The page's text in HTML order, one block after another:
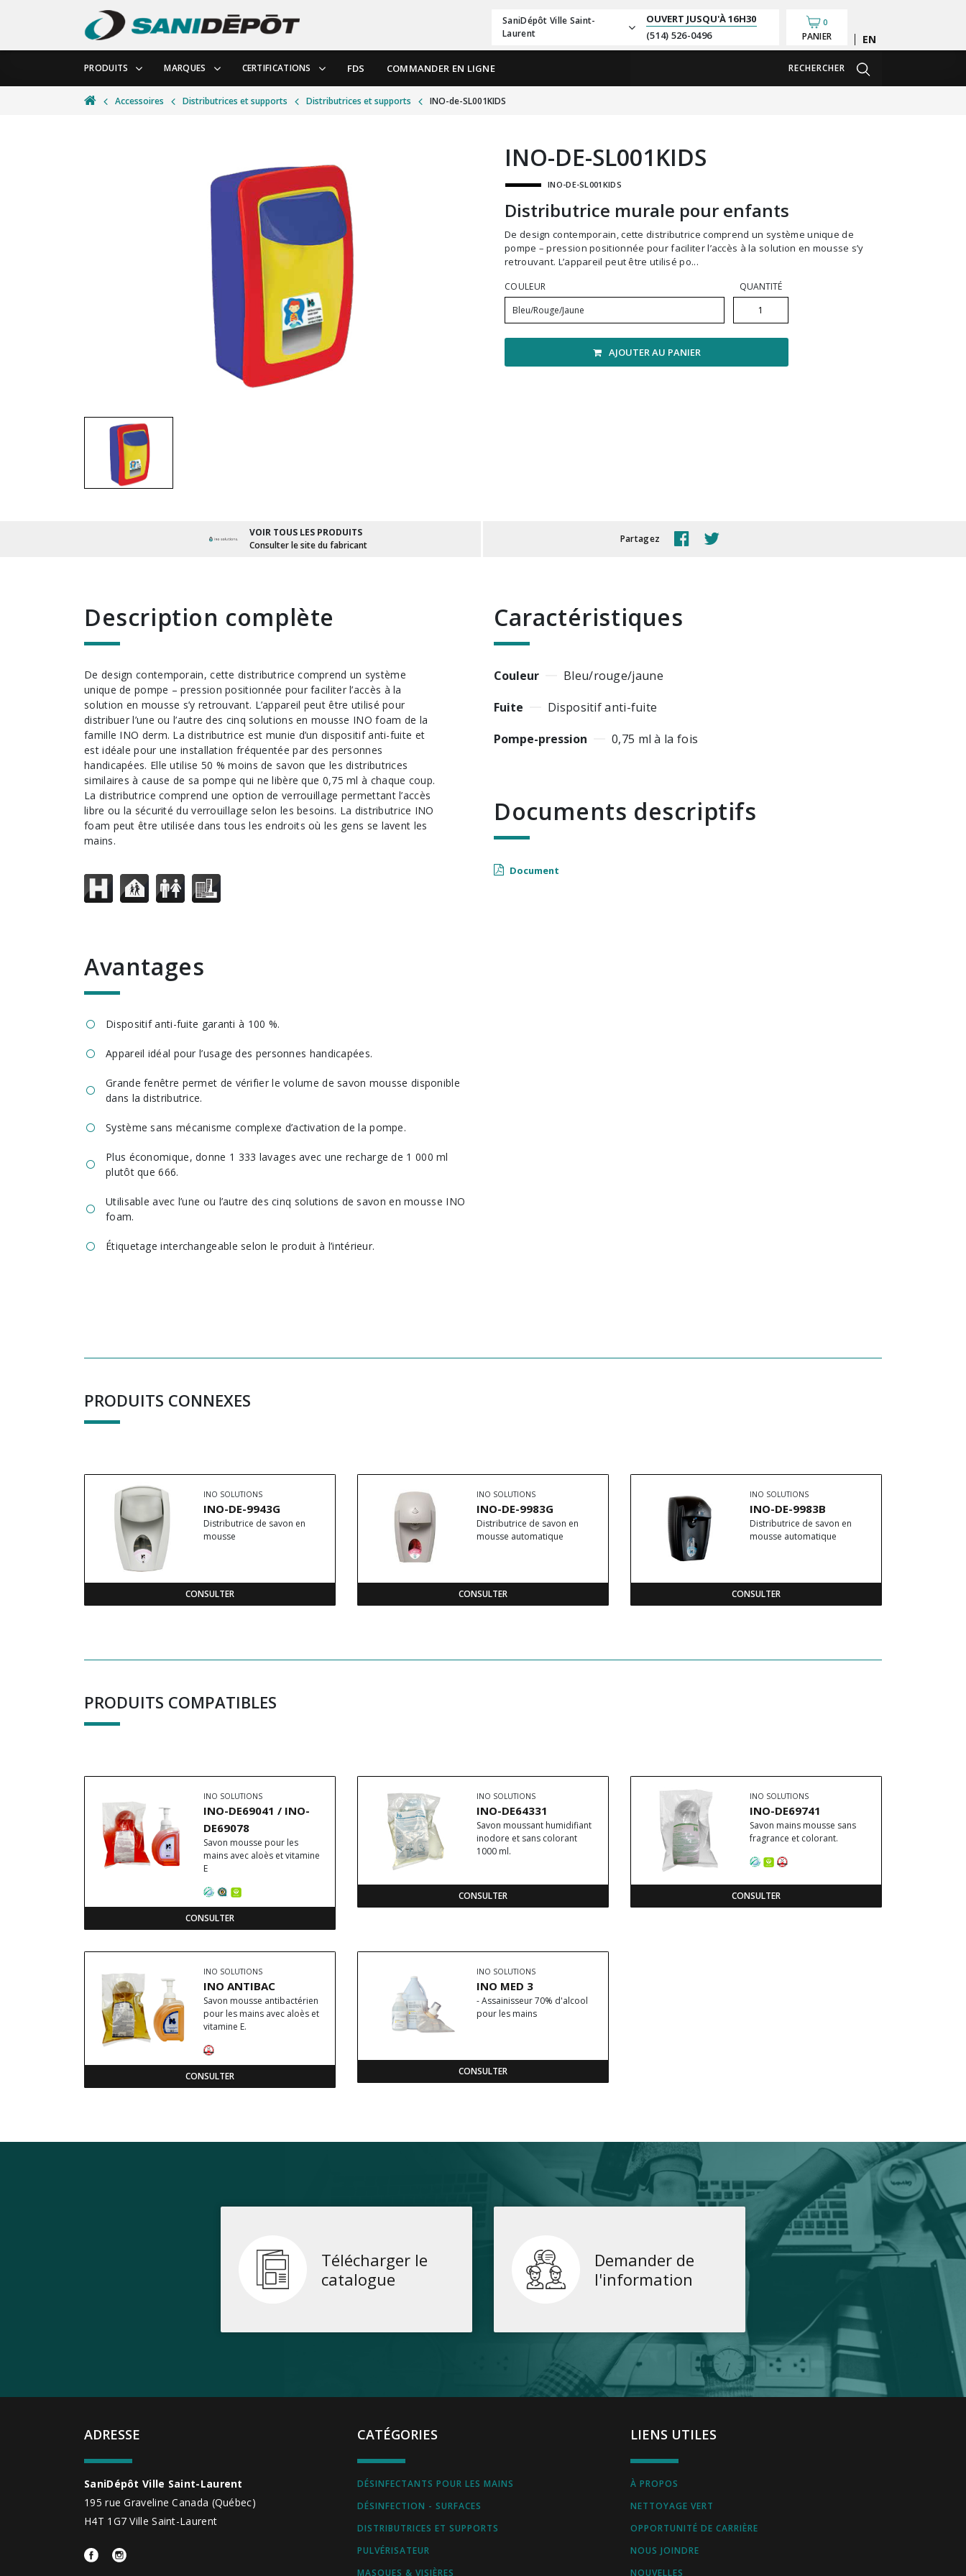
SaniDépôt Ville Saint-
Laurent
OUVERT JUSQU'À16H30
(514) 526-0496
0
PANIER English
PRODUITS MARQUES CERTIFICATIONS FDS COMMANDER EN LIGNE RECHERCHER
Accessoires Distributrices et supports Distributrices et supports INO-de-SL001KIDS
INO-DE-SL001KIDS
INO-DE-SL001KIDS
Distributrice murale pour enfants
De design contemporain, cette distributrice comprend un système unique de
pompe – pression positionnée pour faciliter l’accès à la solution en mousse s’y
retrouvant. L’appareil peut être utilisé po...
COULEUR
Bleu/Rouge/Jaune
QUANTITÉ
AJOUTER AU PANIER
VOIR TOUS LES PRODUITS
Consulter le site du fabricant
Partagez
description complète
De design contemporain, cette distributrice comprend un système
unique de pompe – pression positionnée pour faciliter l’accès à la
solution en mousse s’y retrouvant. L’appareil peut être utilisé pour
distribuer l’une ou l’autre des cinq solutions en mousse INO foam de la
famille INO derm. La distributrice est munie d’un dispositif anti-fuite et
est idéale pour une installation fréquentée par des personnes
handicapées. Elle utilise 50 % moins de savon que les distributrices
similaires à cause de sa pompe qui ne libère que 0,75 ml à chaque coup.
La distributrice comprend une option de verrouillage permettant l’accès
libre ou la sécurité du verrouillage selon les besoins. La distributrice INO
foam peut être utilisée dans tous les endroits où les gens se lavent les
mains.
avantages
Dispositif anti-fuite garanti à 100 %.
Appareil idéal pour l’usage des personnes handicapées.
Grande fenêtre permet de vérifier le volume de savon mousse disponible
dans la distributrice.
Système sans mécanisme complexe d’activation de la pompe.
Plus économique, donne 1 333 lavages avec une recharge de 1 000 ml
plutôt que 666.
Utilisable avec l’une ou l’autre des cinq solutions de savon en mousse INO
foam.
Étiquetage interchangeable selon le produit à l’intérieur.
Caractéristiques
Couleur
Bleu/rouge/jaune
Fuite
Dispositif anti-fuite
Pompe-pression
0,75 ml à la fois
Documents descriptifs
Document
PRODUITS CONNEXES
INO SOLUTIONS
INO-DE-9943G
Distributrice de savon en
mousse
CONSULTER
INO SOLUTIONS
INO-DE-9983G
Distributrice de savon en
mousse automatique
CONSULTER
INO SOLUTIONS
INO-DE-9983B
Distributrice de savon en
mousse automatique
CONSULTER
PRODUITS COMPATIBLES
INO SOLUTIONS
INO-DE69041 / INO-
DE69078
Savon mousse pour les
mains avec aloès et vitamine
E
CONSULTER
INO SOLUTIONS
INO-DE64331
Savon moussant humidifiant
inodore et sans colorant
1000 ml.
CONSULTER
INO SOLUTIONS
INO-DE69741
Savon mains mousse sans
fragrance et colorant.
CONSULTER
INO SOLUTIONS
INO ANTIBAC
Savon mousse antibactérien
pour les mains avec aloès et
vitamine E.
CONSULTER
INO SOLUTIONS
INO MED 3
- Assainisseur 70% d'alcool
pour les mains
CONSULTER
Télécharger le
catalogue
Demander de
l'information
ADRESSE
SaniDépôt Ville Saint-Laurent
195 rue Graveline Canada (Québec)
H4T 1G7Ville Saint-Laurent
CATÉGORIES
DÉSINFECTANTS POUR LES MAINS
DÉSINFECTION - SURFACES
DISTRIBUTRICES ET SUPPORTS
PULVÉRISATEUR
MASQUES & VISIÈRES
LIENS UTILES
À PROPOS
NETTOYAGE VERT
OPPORTUNITÉ DE CARRIÈRE
NOUS JOINDRE
NOUVELLES